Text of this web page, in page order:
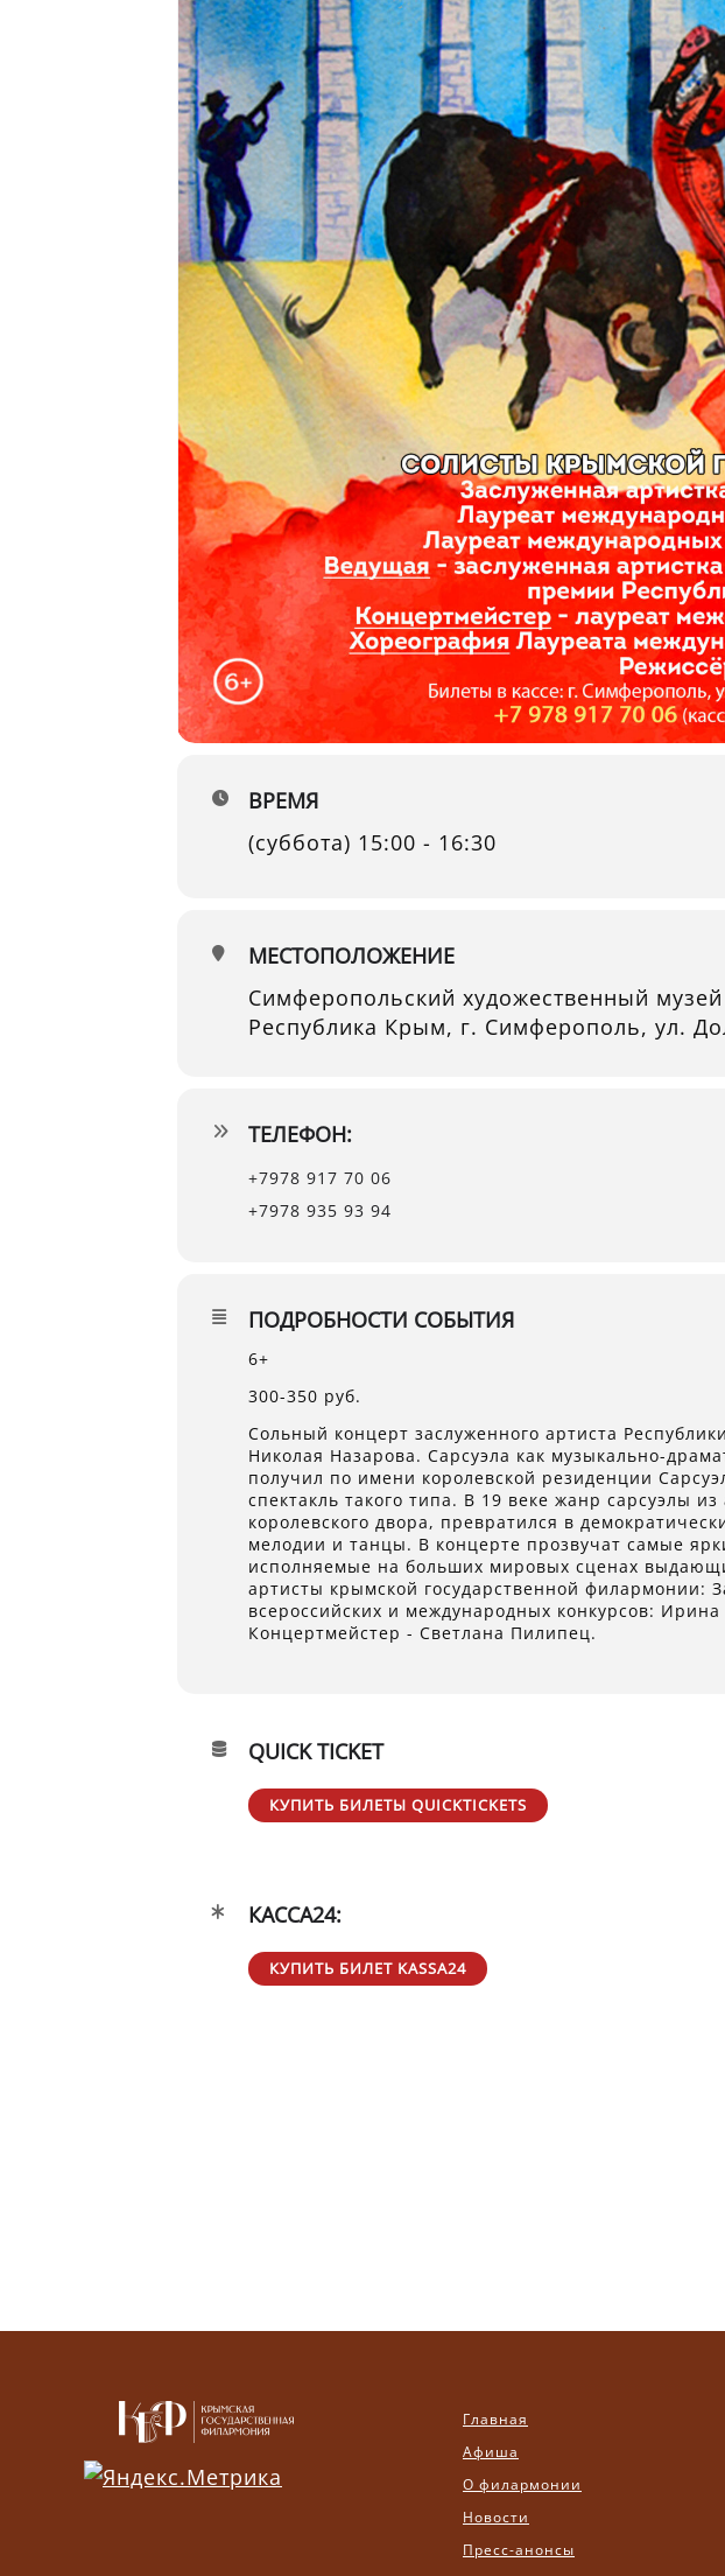
ВРЕМЯ
(суббота) 15:00 - 16:30
МЕСТОПОЛОЖЕНИЕ
Симферопольский художественный музей
Республика Крым, г. Симферополь, ул.
ТЕЛЕФОН:
+7978 917 70 06
+7978 935 93 94
ПОДРОБНОСТИ СОБЫТИЯ
6+
300-350 руб.
Сольный концерт заслуженного артиста
Николая Назарова. Сарсуэла как музыкально-
получил по имени королевской резиденции
спектакль такого типа. В 19 веке жанр сарсуэлы
королевского двора, превратился в
мелодии и танцы. В концерте прозвучат самые
исполняемые на больших мировых сценах
артисты крымской государственной филармонии:
всероссийских и международных конкурсов:
Концертмейстер - Светлана Пилипец.
QUICK TICKET
КУПИТЬ БИЛЕТЫ QUICKTICKETS
КАССА24:
КУПИТЬ БИЛЕТ KASSA24
Главная
Афиша
О филармонии
Новости
Пресс-анонсы